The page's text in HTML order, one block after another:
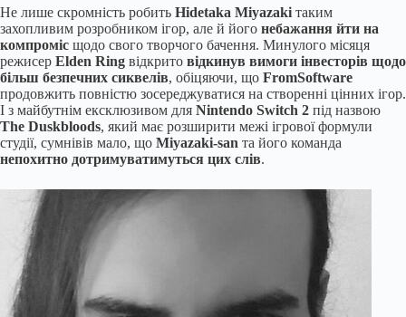
Не лише скромність робить Hidetaka Miyazaki таким
захопливим розробником ігор, але й його небажання йти на
компроміс щодо свого творчого бачення. Минулого місяця
режисер Elden Ring відкрито відкинув вимоги інвесторів щодо
більш безпечних сиквелів, обіцяючи, що FromSoftware
продовжить повністю зосереджуватися на створенні цінних ігор.
І з майбутнім ексклюзивом для Nintendo Switch 2 під назвою
The Duskbloods, який має розширити межі ігрової формули
студії, сумнівів мало, що Miyazaki-san та його команда
непохитно дотримуватимуться цих слів.